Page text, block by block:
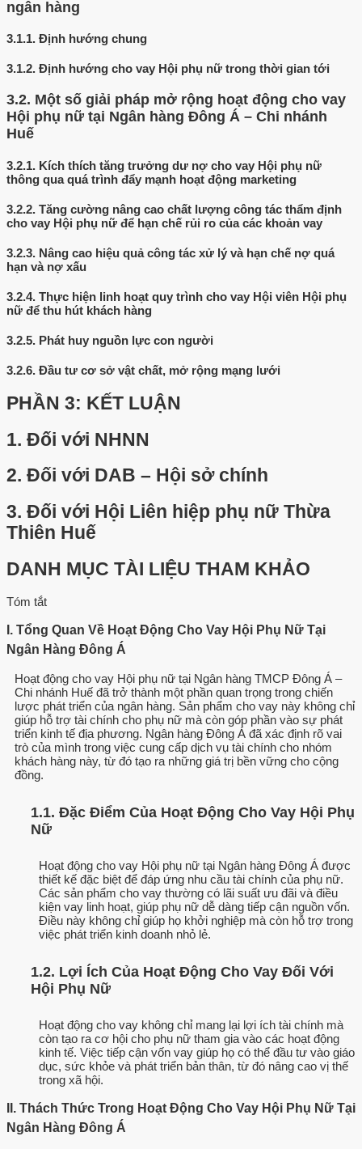
ngân hàng
3.1.1. Định hướng chung
3.1.2. Định hướng cho vay Hội phụ nữ trong thời gian tới
3.2. Một số giải pháp mở rộng hoạt động cho vay
Hội phụ nữ tại Ngân hàng Đông Á – Chi nhánh
Huế
3.2.1. Kích thích tăng trưởng dư nợ cho vay Hội phụ nữ
thông qua quá trình đẩy mạnh hoạt động marketing
3.2.2. Tăng cường nâng cao chất lượng công tác thẩm định
cho vay Hội phụ nữ để hạn chế rủi ro của các khoản vay
3.2.3. Nâng cao hiệu quả công tác xử lý và hạn chế nợ quá
hạn và nợ xấu
3.2.4. Thực hiện linh hoạt quy trình cho vay Hội viên Hội phụ
nữ để thu hút khách hàng
3.2.5. Phát huy nguồn lực con người
3.2.6. Đầu tư cơ sở vật chất, mở rộng mạng lưới
PHẦN 3: KẾT LUẬN
1. Đối với NHNN
2. Đối với DAB – Hội sở chính
3. Đối với Hội Liên hiệp phụ nữ Thừa
Thiên Huế
DANH MỤC TÀI LIỆU THAM KHẢO
Tóm tắt
I. Tổng Quan Về Hoạt Động Cho Vay Hội Phụ Nữ Tại
Ngân Hàng Đông Á
Hoạt động cho vay Hội phụ nữ tại Ngân hàng TMCP Đông Á –
Chi nhánh Huế đã trở thành một phần quan trọng trong chiến
lược phát triển của ngân hàng. Sản phẩm cho vay này không chỉ
giúp hỗ trợ tài chính cho phụ nữ mà còn góp phần vào sự phát
triển kinh tế địa phương. Ngân hàng Đông Á đã xác định rõ vai
trò của mình trong việc cung cấp dịch vụ tài chính cho nhóm
khách hàng này, từ đó tạo ra những giá trị bền vững cho cộng
đồng.
1.1. Đặc Điểm Của Hoạt Động Cho Vay Hội Phụ
Nữ
Hoạt động cho vay Hội phụ nữ tại Ngân hàng Đông Á được
thiết kế đặc biệt để đáp ứng nhu cầu tài chính của phụ nữ.
Các sản phẩm cho vay thường có lãi suất ưu đãi và điều
kiện vay linh hoạt, giúp phụ nữ dễ dàng tiếp cận nguồn vốn.
Điều này không chỉ giúp họ khởi nghiệp mà còn hỗ trợ trong
việc phát triển kinh doanh nhỏ lẻ.
1.2. Lợi Ích Của Hoạt Động Cho Vay Đối Với
Hội Phụ Nữ
Hoạt động cho vay không chỉ mang lại lợi ích tài chính mà
còn tạo ra cơ hội cho phụ nữ tham gia vào các hoạt động
kinh tế. Việc tiếp cận vốn vay giúp họ có thể đầu tư vào giáo
dục, sức khỏe và phát triển bản thân, từ đó nâng cao vị thế
trong xã hội.
II. Thách Thức Trong Hoạt Động Cho Vay Hội Phụ Nữ Tại
Ngân Hàng Đông Á